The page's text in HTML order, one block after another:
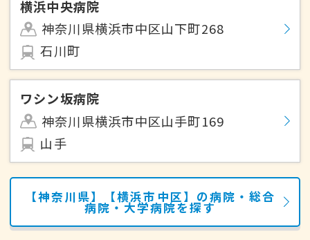
横浜中央病院
神奈川県横浜市中区山下町268
石川町
ワシン坂病院
神奈川県横浜市中区山手町169
山手
【神奈川県】【横浜市中区】の病院・総合
病院・大学病院を探す